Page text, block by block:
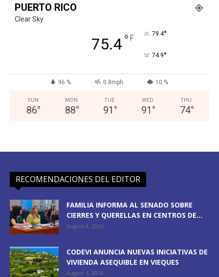
PUERTO RICO
Clear Sky
75.4° F 79.4°
74.9°
96 % 0.8mph 10 %
SUN
86°
MON
88°
TUE
91 °
WED
91 °
THU
74°
RECOMENDACIONES DEL EDITOR
FAMILIA INFORMA AL SENADO SOBRE
CIERRES Y QUERELLAS EN CENTROS DE...
August 8, 2026
CODEVI ANUNCIA NUEVAS INICIATIVAS DE
VIVIENDA ASEQUIBLE EN VIEQUES
August 6, 2026